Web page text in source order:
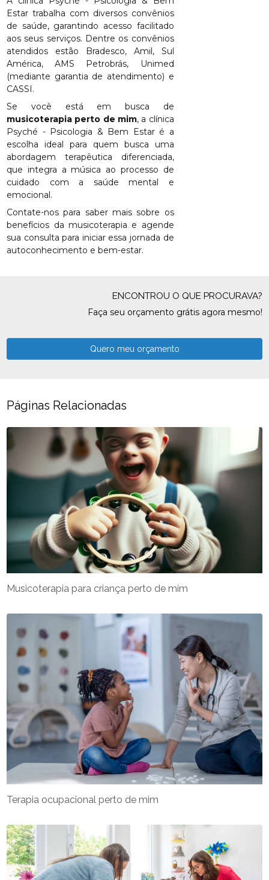
Estar trabalha com diversos convênios
de saúde, garantindo acesso facilitado
aos seus serviços. Dentre os convênios
atendidos estão Bradesco, Amil, Sul
América, AMS Petrobrás, Unimed
(mediante garantia de atendimento) e
CASSI.
Se você está em busca de
musicoterapia perto de mim, a clínica
Psyché - Psicologia & Bem Estar é a
escolha ideal para quem busca uma
abordagem terapêutica diferenciada,
que integra a música ao processo de
cuidado com a saúde mental e
emocional.
Contate-nos para saber mais sobre os
benefícios da musicoterapia e agende
sua consulta para iniciar essa jornada de
autoconhecimento e bem-estar.
ENCONTROU O QUE PROCURAVA?
Faça seu orçamento grátis agora mesmo!
Quero meu orçamento
Páginas Relacionadas
Musicoterapia para criança perto de mim
Terapia ocupacional perto de mim